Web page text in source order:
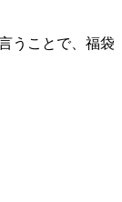
うことで、福袋